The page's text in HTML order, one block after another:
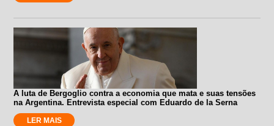
A luta de Bergoglio contra a economia que mata e suas tensões
na Argentina. Entrevista especial com Eduardo de la Serna
LER MAIS